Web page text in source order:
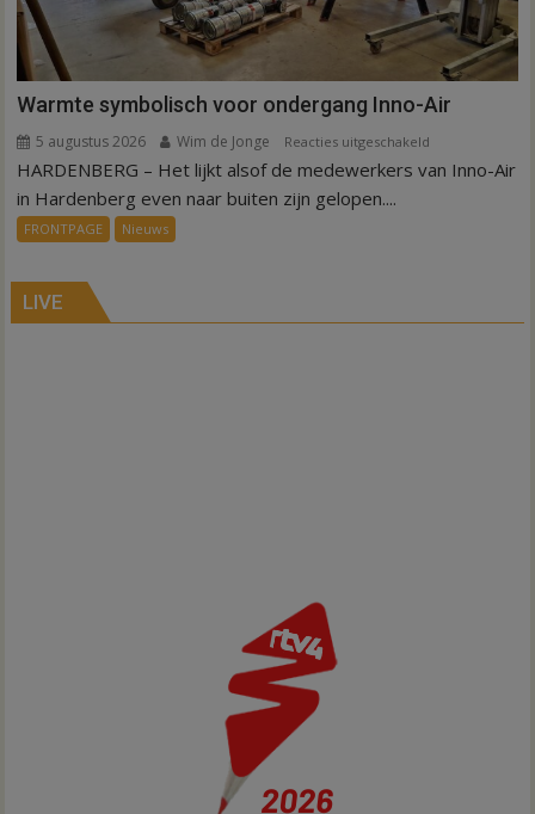
Warmte symbolisch voor ondergang Inno-Air
5 augustus 2026 Wim de Jonge Reacties uitgeschakeld
Warmte
HARDENBERG – Het lijkt alsof de medewerkers van Inno-Air
in Hardenberg even naar buiten zijn gelopen....
FRONTPAGE Nieuws
LIVE